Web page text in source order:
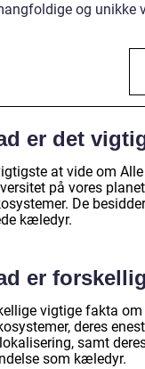
og unikke
er det
at vide om
på vores
De
kæledyr.
er
vigtige fakta
deres
samt
som kæledyr.